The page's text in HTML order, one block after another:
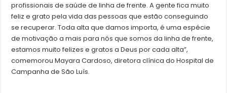
profissionais de saúde de linha de frente. A gente fica muito
feliz e grato pela vida das pessoas que estão conseguindo
se recuperar. Toda alta que damos importa, é uma espécie
de motivação a mais para nós que somos da linha de frente,
estamos muito felizes e gratos a Deus por cada alta”,
comemorou Mayara Cardoso, diretora clínica do Hospital de
Campanha de São Luís.